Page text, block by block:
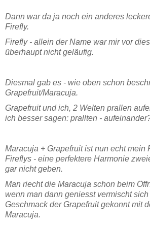
Dann war da ja noch ein anderes
Firefly.
Firefly - allein der Name war mir vor
überhaupt nicht geläufig.
Diesmal gab es - wie oben schon
Grapefruit/Maracuja.
Grapefruit und ich, 2 Welten prallen
ich besser sagen: prallten -
Maracuja + Grapefruit ist nun echt mein
Fireflys - eine perfektere Harmonie
gar nicht geben.
Man riecht die Maracuja schon beim
wenn man dann geniesst vermischt
Geschmack der Grapefruit gekonnt mit
Maracuja.